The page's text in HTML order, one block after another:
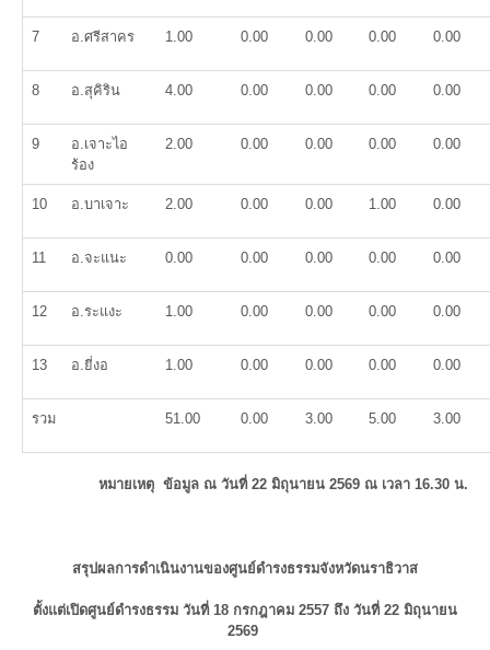
7 อ.ศรีสาคร 1.00 0.00 0.00 0.00 0.00
8 อ.สุคิริน 4.00 0.00 0.00 0.00 0.00
9
อ.เจาะไอ
ร้อง
2.00 0.00 0.00 0.00 0.00
10 อ.บาเจาะ 2.00 0.00 0.00 1.00 0.00
11 อ.จะแนะ 0.00 0.00 0.00 0.00 0.00
12 อ.ระแงะ 1.00 0.00 0.00 0.00 0.00
13 อ.ยี่งอ 1.00 0.00 0.00 0.00 0.00
รวม 51.00 0.00 3.00 5.00 3.00
หมายเหตุ ข้อมูล ณ วันที่ 22 มิถุนายน 2569 ณ เวลา 16.30 น.
สรุปผลการดำเนินงานของศูนย์ดำรงธรรมจังหวัดนราธิวาส
ตั้งแต่เปิดศูนย์ดำรงธรรม วันที่ 18 กรกฎาคม 2557 ถึง วันที่ 22 มิถุนายน
2569